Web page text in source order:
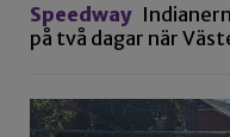
Speedway
på två dagar när